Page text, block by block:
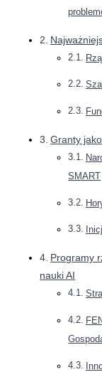
Granty
SMART
Programy
nauki AI